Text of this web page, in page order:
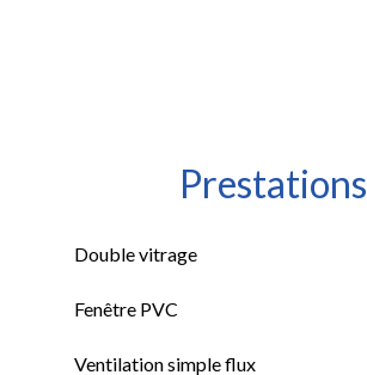
Prestations
Double vitrage
Fenêtre PVC
Ventilation simple flux